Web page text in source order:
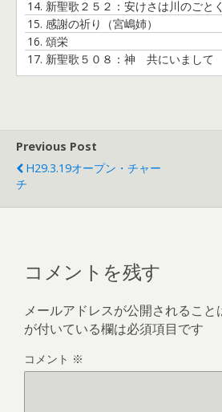
14. 新聖歌２５２：安けさは川のごとく
15. 感謝の祈り（宮嶋姉）
16. 頌栄
17. 新聖歌５０８：神 共にいまして
Previous Post
H29.3.19オープン・チャー
チ
コメントを残す
メールアドレスが公開されること
が付いている欄は必須項目です
コメント ※